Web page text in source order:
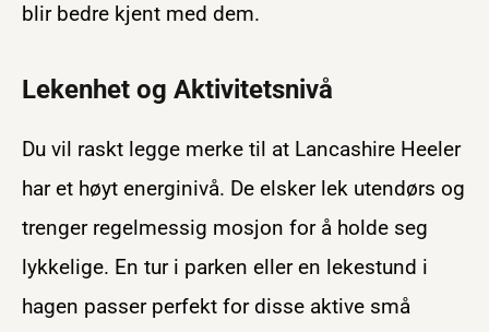
blir bedre kjent med dem.
Lekenhet og Aktivitetsnivå
Du vil raskt legge merke til at Lancashire Heeler
har et høyt energinivå. De elsker lek utendørs og
trenger regelmessig mosjon for å holde seg
lykkelige. En tur i parken eller en lekestund i
hagen passer perfekt for disse aktive små